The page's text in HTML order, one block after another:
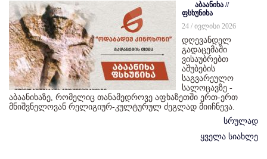
აბაანიხა //
ფსხუნიხა
24 / ივლისი 2026
დღევანდელ
გადაცემაში
ვისაუბრებთ
აშუბების
საგვარეულო
სალოცავზე -
აბაანიხაზე, რომელიც თანამედროვე აფხაზეთში ერთ-ერთ
მნიშვნელოვან რელიგიურ-კულტურულ ძეგლად მიიჩნევა.
სრულად
ყველა სიახლე